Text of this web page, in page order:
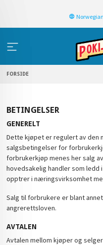
Norwegian
FORSIDE
BETINGELSER
GENERELT
Dette kjøpet er regulert av den
salgsbetingelser for
forbrukerkjøp menes her salg
hovedsakelig handler som
opptrer i næringsvirksomhet
Salg til forbrukere er blant
angrerettsloven.
AVTALEN
Avtalen mellom kjøper og